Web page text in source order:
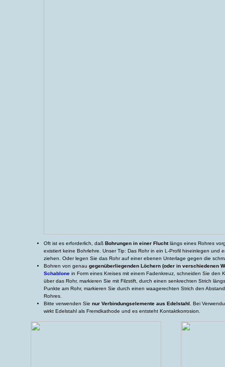
Oft ist es erforderlich, daß Bohrungen in einer Fluchtlängs eines Rohres
existiert keine Bohrlehre. Unser Tip: Das Rohr in ein L-Profil hineinlegen und
ziehen. Oder legen Sie das Rohr auf einer ebenen Unterlage gegen die
Bohren von genau gegenüberliegenden Löchern (oder in verschiedenen
Schablone in Form eines Kreises mit einem Fadenkreuz, schneiden Sie den
über das Rohr, markieren Sie mit Filzstift, durch einen senkrechten Strich
Punkte am Rohr, markieren Sie durch einen waagerechten Strich den
Rohres.
Bitte verwenden Sie nur Verbindungselemente aus Edelstahl.
Bei
wirkt Edelstahl als Fremdkathode und es entsteht Kontaktkorrosion.